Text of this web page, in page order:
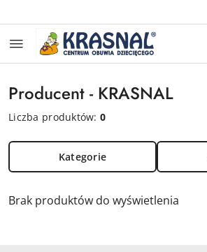
Producent - KRASNAL
Liczba produktów:0
Kategorie
Brak produktów do wyświetlenia